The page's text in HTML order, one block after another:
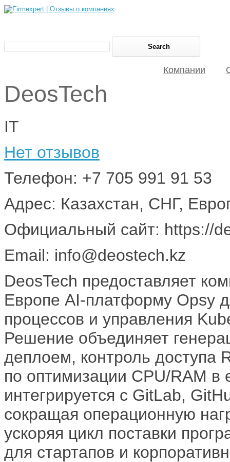
Компании
DeosTech
IT
Нет отзывов
Телефон: +7 705 991 91 53
Адрес: Казахстан, СНГ,
Официальный сайт: https://
Email: info@deostech.kz
DeosTech предоставляет
Европе AI-платформу Opsy
процессов и управления
Решение объединяет
деплоем, контроль доступа
по оптимизации CPU/RAM
интегрируется с GitLab,
сокращая операционную
ускоряя цикл поставки
для стартапов и